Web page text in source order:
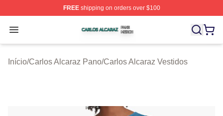
FREEshipping on orders over $100
Open menu
Carlos Alcaraz Shop ⚡️ Officially Licensed Carlos
Início/Carlos Alcaraz Pano/Carlos Alcaraz Vestidos